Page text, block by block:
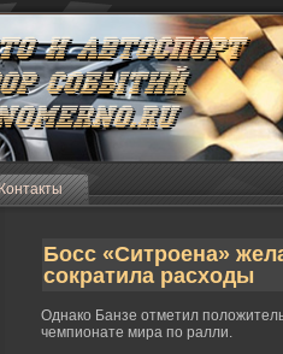
Босс «Ситроена»
сократила расходы
Однако Банзе отметил
чемпионате мира по ралли.